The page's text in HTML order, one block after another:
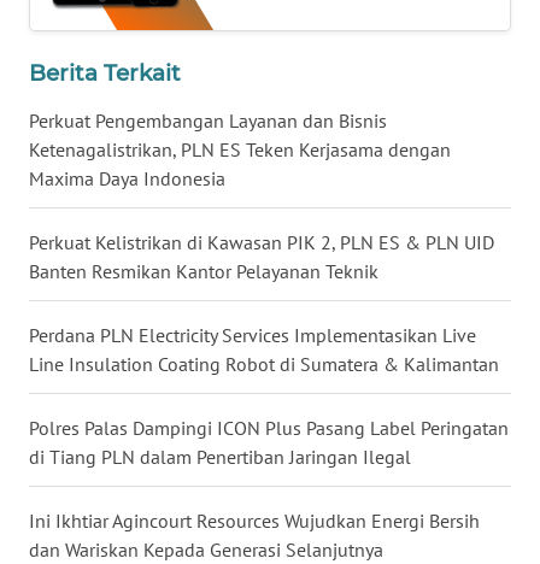
Berita Terkait
Perkuat Pengembangan Layanan dan Bisnis
Ketenagalistrikan, PLN ES Teken Kerjasama dengan
Maxima Daya Indonesia
Perkuat Kelistrikan di Kawasan PIK 2, PLN ES & PLN UID
Banten Resmikan Kantor Pelayanan Teknik
Perdana PLN Electricity Services Implementasikan Live
Line Insulation Coating Robot di Sumatera & Kalimantan
Polres Palas Dampingi ICON Plus Pasang Label Peringatan
di Tiang PLN dalam Penertiban Jaringan Ilegal
Ini Ikhtiar Agincourt Resources Wujudkan Energi Bersih
dan Wariskan Kepada Generasi Selanjutnya
WN
SAMOSIR
PADANG
LAWAS
WN
SUMEDANG
WN
CIANJUR
WN
KEPULAUAN
TANGERANG